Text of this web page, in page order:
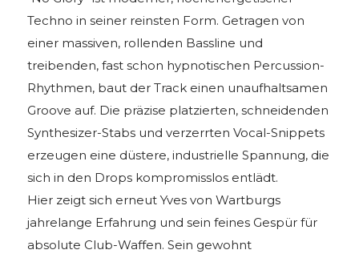
Techno in seiner reinsten Form. Getragen von
einer massiven, rollenden Bassline und
treibenden, fast schon hypnotischen Percussion-
Rhythmen, baut der Track einen unaufhaltsamen
Groove auf. Die präzise platzierten, schneidenden
Synthesizer-Stabs und verzerrten Vocal-Snippets
erzeugen eine düstere, industrielle Spannung, die
sich in den Drops kompromisslos entlädt.
Hier zeigt sich erneut Yves von Wartburgs
jahrelange Erfahrung und sein feines Gespür für
absolute Club-Waffen. Sein gewohnt